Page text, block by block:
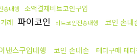
송대행 소액결제비트코인구입
래 파이코인 비트코인전송대행 코인 손대
낸스구입대행 코인 손대손 테더구매 테